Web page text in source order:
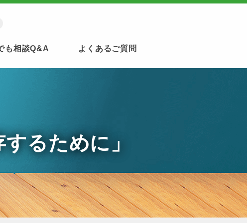
も相談Q&A よくあるご質問
るために」